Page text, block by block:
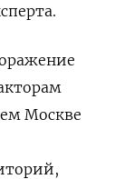
Москве